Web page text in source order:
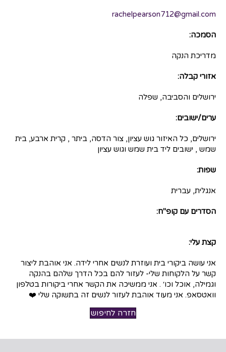
rachelpearson712@gmail.com
הסמכה:
מדריכת הנקה
אזורי קבלה:
ירושלים והסביבה, שפלה
ערים/ישובים:
ירושלים, כל האיזור גוש עציון, צור הדסה, ביתר , קרית ארבע, בית
שמש , ישובים ליד בית שמש וגוש עציון
שפות:
אנגלית, עברית
הסדרים עם קופ"ח:
קצת עלי:
אני עושה ביקורי בית ועוזרת לנשים אחרי לידה. אני אוהבת ליצור
קשר על הלקוחות שלי- לעזור להם בכל הדרך שלהם בהנקה
וגמילה, אוכל וכו׳ . אני ממשיכה את הקשר אחרי ביקורות בטלפון
וואטסאפ. אני מעוד אוהבת לעזור לנשים זה בתשוקה שלי ❤️
חזרה לחיפוש